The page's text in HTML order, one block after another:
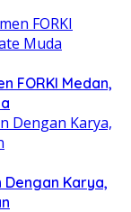
FORKI Medan,
Dengan Karya,